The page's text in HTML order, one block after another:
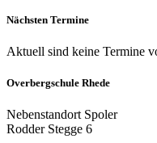
Nächsten Termine
Aktuell sind keine Termine
Overbergschule Rhede
Nebenstandort Spoler
Rodder Stegge 6